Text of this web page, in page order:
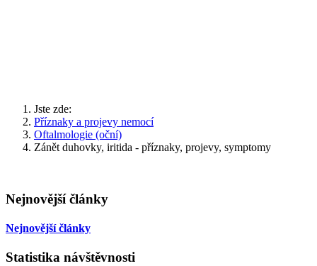
Jste zde:
Příznaky a projevy nemocí
Oftalmologie (oční)
Zánět duhovky, iritida - příznaky, projevy, symptomy
Nejnovější články
Nejnovější články
Statistika návštěvnosti